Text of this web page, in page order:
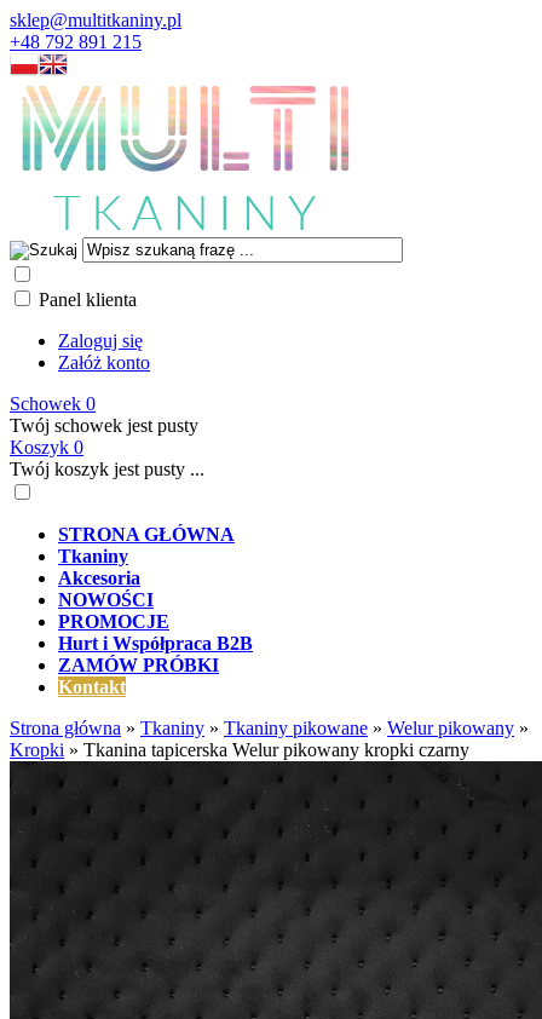
sklep@multitkaniny.pl
+48 792 891 215
Panel klienta
Zaloguj się
Załóż konto
Schowek 0
Twój schowek jest pusty
Koszyk 0
Twój koszyk jest pusty ...
STRONA GŁÓWNA
Tkaniny
Akcesoria
NOWOŚCI
PROMOCJE
Hurt i Współpraca B2B
ZAMÓW PRÓBKI
Kontakt
Strona główna » Tkaniny » Tkaniny pikowane » Welur pikowany »
Kropki » Tkanina tapicerska Welur pikowany kropki czarny